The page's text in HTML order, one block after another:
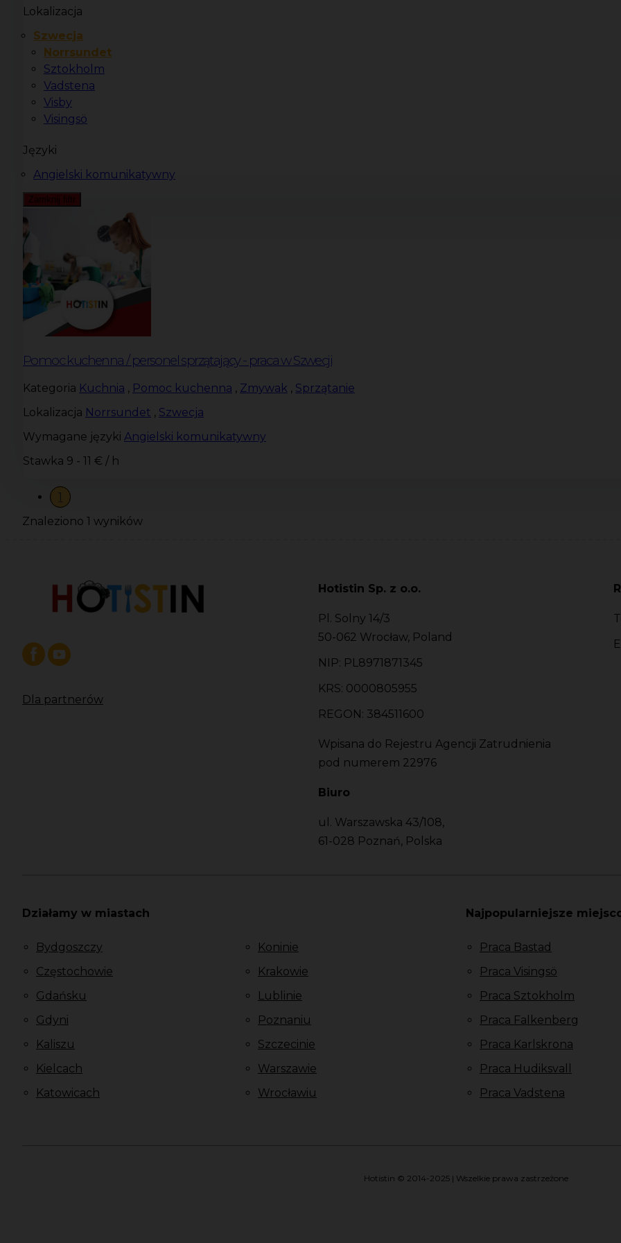
Lokalizacja
Szwecja
Norrsundet
Sztokholm
Vadstena
Visby
Visingsö
Języki
Angielski komunikatywny
Zamknij filtr
Pomoc kuchenna / personel sprzątający - praca w Szwecji
Kategoria Kuchnia , Pomoc kuchenna , Zmywak , Sprzątanie
Lokalizacja Norrsundet , Szwecja
Wymagane języki Angielski komunikatywny
Stawka 9 - 11 € / h
1
Znaleziono 1 wyników
Dla partnerów
Hotistin Sp. z o.o.
Pl. Solny 14/3
50-062 Wrocław, Poland
NIP: PL8971871345
KRS: 0000805955
REGON: 384511600
Wpisana do Rejestru Agencji Zatrudnienia
pod numerem 22976
Biuro
ul. Warszawska 43/108,
61-028 Poznań, Polska
Działamy w miastach
Bydgoszczy
Częstochowie
Gdańsku
Gdyni
Kaliszu
Kielcach
Katowicach
Koninie
Krakowie
Lublinie
Poznaniu
Szczecinie
Warszawie
Wrocławiu
Najpopularniejsze
Praca Bastad
Praca Visingsö
Praca Sztokholm
Praca Falkenberg
Praca Karlskrona
Praca Hudiksvall
Praca Vadstena
Hotistin © 2014-2025 | Wszelkie prawa zastrzeżone